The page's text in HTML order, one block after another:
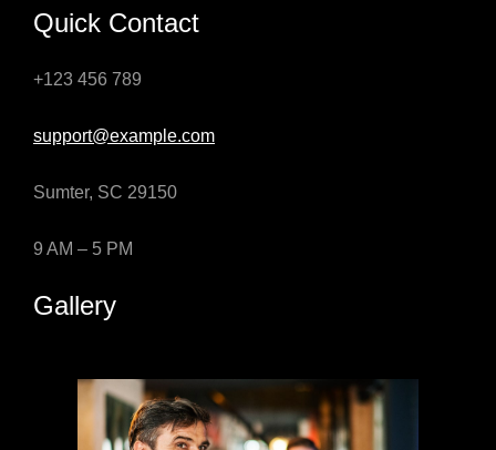
Quick Contact
+123 456 789
support@example.com
Sumter, SC 29150
9 AM – 5 PM
Gallery